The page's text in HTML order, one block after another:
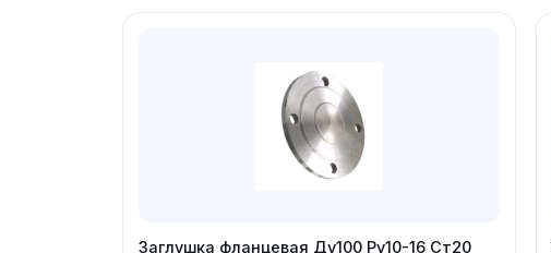
Заглушка фланцевая Ду100 Ру10-16 Ст20